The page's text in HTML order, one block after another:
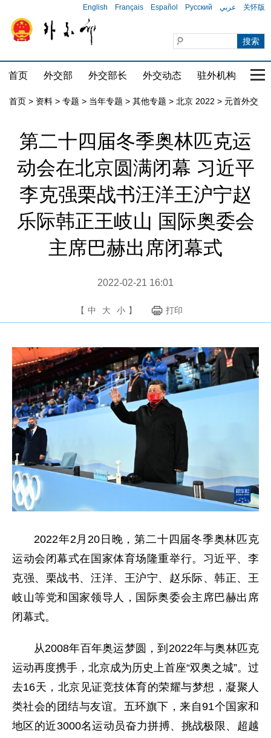
English Français Español Русский عربي 关怀版
首页 外交部 外交部长 外交动态 驻外机构 国
首页 > 资料 > 专题 > 当年专题 > 其他专题 > 北京 2022 > 元首外交
第二十四届冬季奥林匹克运
动会在北京圆满闭幕 习近平
李克强栗战书汪洋王沪宁赵
乐际韩正王岐山 国际奥委会
主席巴赫出席闭幕式
2022-02-21 16:01
【 中 大 小 】 打印
2022年2月20日晚，第二十四届冬季奥林匹克
运动会闭幕式在国家体育场隆重举行。习近平、李
克强、栗战书、汪洋、王沪宁、赵乐际、韩正、王
岐山等党和国家领导人，国际奥委会主席巴赫出席
闭幕式。
从2008年百年奥运梦圆，到2022年与奥林匹克
运动再度携手，北京成为历史上首座“双奥之城”。过
去16天，北京见证竞技体育的荣耀与梦想，凝聚人
类社会的团结与友谊。五环旗下，来自91个国家和
地区的近3000名运动员奋力拼搏、挑战极限、超越